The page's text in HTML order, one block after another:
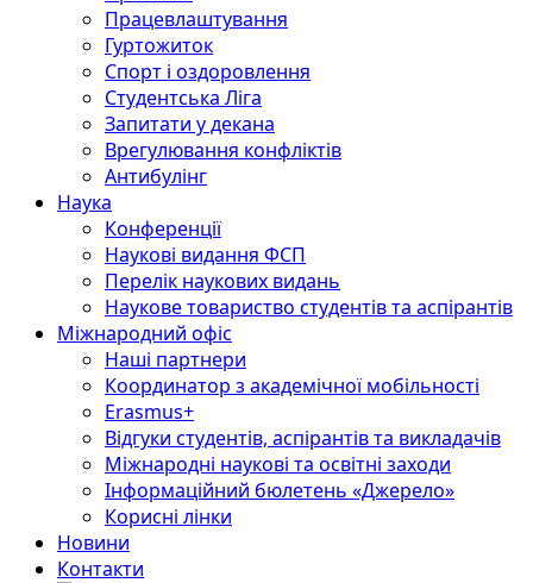
Працевлаштування
Гуртожиток
Спорт і оздоровлення
Студентська Ліга
Запитати у декана
Врегулювання конфліктів
Антибулінг
Наука
Конференції
Наукові видання ФСП
Перелік наукових видань
Наукове товариство студентів та аспірантів
Міжнародний офіс
Наші партнери
Координатор з академічної мобільності
Erasmus+
Відгуки студентів, аспірантів та викладачів
Міжнародні наукові та освітні заходи
Інформаційний бюлетень «Джерело»
Корисні лінки
Новини
Контакти